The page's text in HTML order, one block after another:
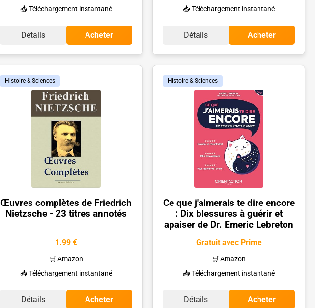
📥 Téléchargement instantané
Détails Acheter
📥 Téléchargement instantané
Détails Acheter
Histoire & Sciences
Œuvres complètes de Friedrich
Nietzsche - 23 titres annotés
1.99 €
🛒 Amazon
📥 Téléchargement instantané
Détails Acheter
Histoire & Sciences
Ce que j'aimerais te dire encore
: Dix blessures à guérir et
apaiser de Dr. Emeric Lebreton
Gratuit avec Prime
🛒 Amazon
📥 Téléchargement instantané
Détails Acheter